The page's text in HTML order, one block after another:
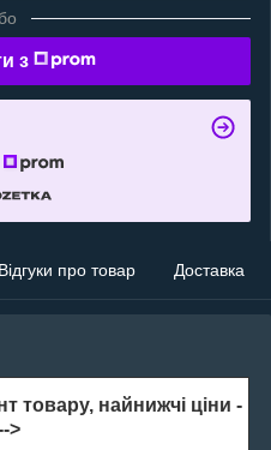
з
Відгуки про товар Доставка
товару, найнижчі ціни -
>